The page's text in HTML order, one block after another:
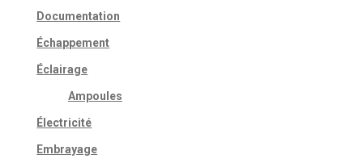
Documentation
Échappement
Éclairage
Ampoules
Électricité
Embrayage